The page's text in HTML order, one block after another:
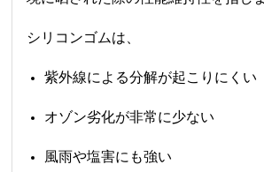
シリコンゴムは、
紫外線による分解が起こりにくい
オゾン劣化が非常に少ない
風雨や塩害にも強い